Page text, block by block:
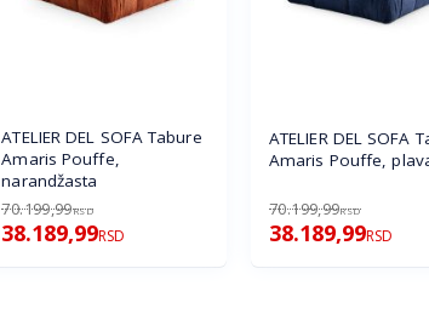
ATELIER DEL SOFA Tabure
Amaris Pouffe,
narandžasta
70.199,99RSD
38.189,99RSD
ATELIER DEL SOFA
Amaris Pouffe,
70.199,99RSD
38.189,99RSD